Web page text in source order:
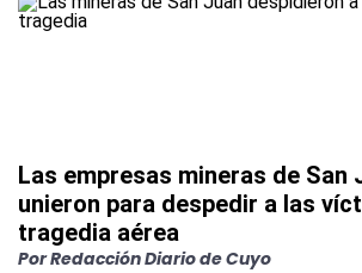
Las empresas mineras de San
unieron para despedir a las
tragedia aérea
Por Redacción Diario de Cuyo